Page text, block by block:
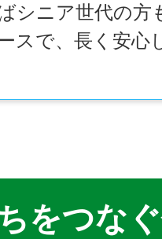
シニア世代の方
スで、長く安心
をつな